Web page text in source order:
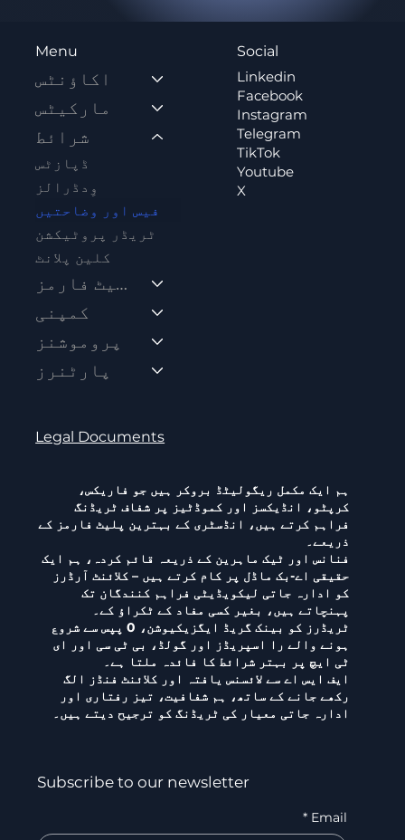
Menu
اکاؤنٹس
مارکیٹس
شرائط
ڈپازٹس
وِدڈرالز
فیس اور وضاحتیں
ٹریڈر پروٹیکشن
کلین پلانٹ
پلیٹ فارمز
کمپنی
پروموشنز
پارٹنرز
Legal Documents
Social
Linkedin
Facebook
Instagram
Telegram
TikTok
Youtube
X
ہم ایک مکمل ریگولیٹڈ بروکر ہیں جو فاریکس،
کرپٹو، انڈیکسز اور کموڈٹیز پر شفاف ٹریڈنگ
فراہم کرتے ہیں، انڈسٹری کے بہترین پلیٹ فارمز کے
ذریعے۔
فنانس اور ٹیک ماہرین کے ذریعہ قائم کردہ، ہم ایک
حقیقی اے-بک ماڈل پر کام کرتے ہیں – کلائنٹ آرڈرز
کو ادارہ جاتی لیکویڈیٹی فراہم کنندگان تک
پہنچاتے ہیں، بغیر کسی مفاد کے ٹکراؤ کے۔
ٹریڈرز کو بینک گریڈ ایگزیکیوشن، 0 پپس سے شروع
ہونے والے را اسپریڈز اور گولڈ، بی ٹی سی اور ای
ٹی ایچ پر بہتر شرائط کا فائدہ ملتا ہے۔
ایف ایس اے سے لائسنس یافتہ اور کلائنٹ فنڈز الگ
رکھے جانے کے ساتھ، ہم شفافیت، تیز رفتاری اور
ادارہ جاتی معیار کی ٹریڈنگ کو ترجیح دیتے ہیں۔
Subscribe to our newsletter
Email
*